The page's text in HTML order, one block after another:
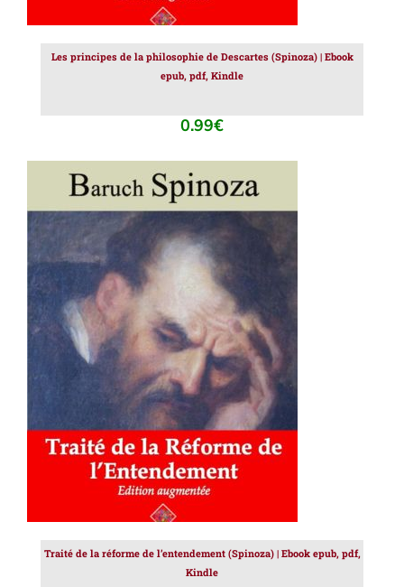
Les principes de la philosophie de Descartes (Spinoza) | Ebook
epub, pdf, Kindle
0.99€
AJOUTER AU PANIER / DÉTAILS
Traité de la réforme de l’entendement (Spinoza) | Ebook epub, pdf,
Kindle